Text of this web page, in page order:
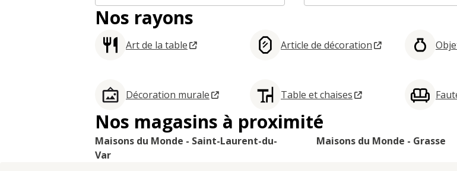
Nos rayons
Art de la table Article de décoration
Décoration murale Table et chaises
Nos magasins à proximité
Maisons du Monde - Saint-Laurent-du-
Var
Maisons du Monde - Grasse